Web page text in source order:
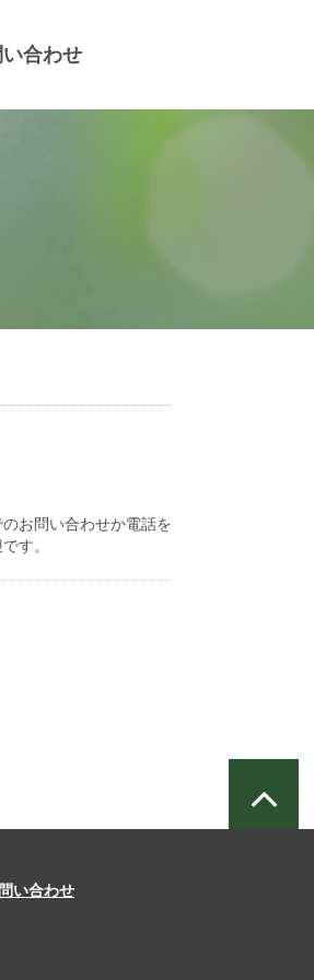
合わせ
お問い合わせか電話を
す。
い合わせ